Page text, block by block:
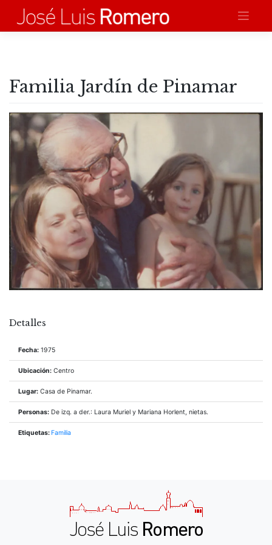
contenido
Familia Jardín de Pinamar
Detalles
Fecha: 1975
Ubicación: Centro
Lugar: Casa de Pinamar.
Personas: De izq. a der.: Laura Muriel y Mariana Horlent, nietas.
Etiquetas: Familia